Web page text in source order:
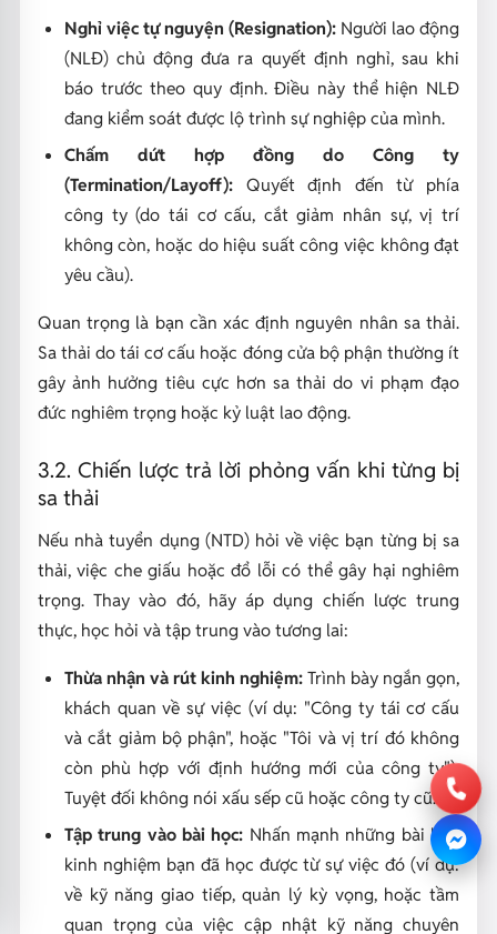
Nghỉ việc tự nguyện (Resignation): Người lao động
(NLĐ) chủ động đưa ra quyết định nghỉ, sau khi
báo trước theo quy định. Điều này thể hiện NLĐ
đang kiểm soát được lộ trình sự nghiệp của mình.
Chấm dứt hợp đồng do Công ty
(Termination/Layoff):Quyết định đến từ phía
công ty (do tái cơ cấu, cắt giảm nhân sự, vị trí
không còn, hoặc do hiệu suất công việc không đạt
yêu cầu).
Quan trọng là bạn cần xác định nguyên nhân sa thải.
Sa thải do tái cơ cấu hoặc đóng cửa bộ phận thường ít
gây ảnh hưởng tiêu cực hơn sa thải do vi phạm đạo
đức nghiêm trọng hoặc kỷ luật lao động.
3.2. Chiến lược trả lời phỏng vấn khi từng bị
sa thải
Nếu nhà tuyển dụng (NTD) hỏi về việc bạn từng bị sa
thải, việc che giấu hoặc đổ lỗi có thể gây hại nghiêm
trọng. Thay vào đó, hãy áp dụng chiến lược trung
thực, học hỏi và tập trung vào tương lai:
Thừa nhận và rút kinh nghiệm: Trình bày ngắn gọn,
khách quan về sự việc (ví dụ: "Công ty tái cơ cấu
và cắt giảm bộ phận", hoặc "Tôi và vị trí đó không
còn phù hợp với định hướng mới của công ty").
Tuyệt đối không nói xấu sếp cũ hoặc công ty cũ.
Tập trung vào bài học: Nhấn mạnh những bài học
kinh nghiệm bạn đã học được từ sự việc đó (ví dụ:
về kỹ năng giao tiếp, quản lý kỳ vọng, hoặc tầm
quan trọng của việc cập nhật kỹ năng chuyên